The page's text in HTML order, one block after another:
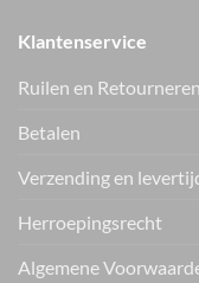
Klantenservice
Ruilen en Retourneren
Betalen
Verzending en
Herroepingsrecht
Algemene